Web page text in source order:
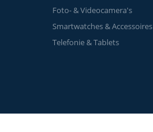
Foto- & Videocamera's
Smartwatches & Accessoires
Telefonie & Tablets